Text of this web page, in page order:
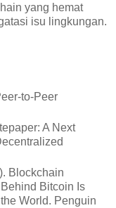
yang hemat
isu lingkungan.
to-Peer
A Next
Blockchain
Bitcoin Is
World. Penguin